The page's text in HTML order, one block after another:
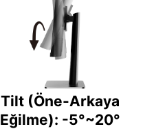
Tilt (Öne-Arkaya
Eğilme): -5°~20°